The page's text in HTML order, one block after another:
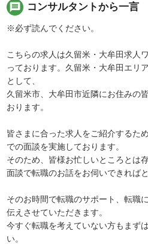
message コンサルタントから一言
※必ず読んでください。
こちらの求人は久留米・大牟田求人
っております。久留米・大牟田エリ
として、
久留米市、大牟田市近隣にお住みの
おります。
皆さまに合った求人をご紹介するた
での面談を実施しております。
そのため、皆様お忙しいところとは
面談で転職のお話をお伺いできればと
そのお時間で転職のサポート、転職
伝えさせていただきます。
今すぐ転職を考えていない方もまず
い。